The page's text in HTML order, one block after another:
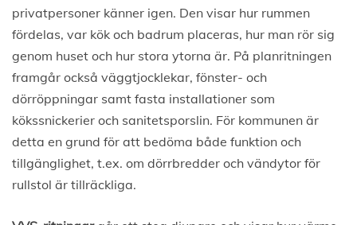
privatpersoner känner igen. Den visar hur rummen
fördelas, var kök och badrum placeras, hur man rör sig
genom huset och hur stora ytorna är. På planritningen
framgår också väggtjocklekar, fönster- och
dörröppningar samt fasta installationer som
kökssnickerier och sanitetsporslin. För kommunen är
detta en grund för att bedöma både funktion och
tillgänglighet, t.ex. om dörrbredder och vändytor för
rullstol är tillräckliga.